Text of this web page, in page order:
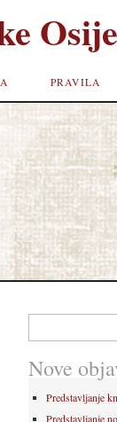
PRAVILA
Nove
Predstavljanje
Predstavljanje